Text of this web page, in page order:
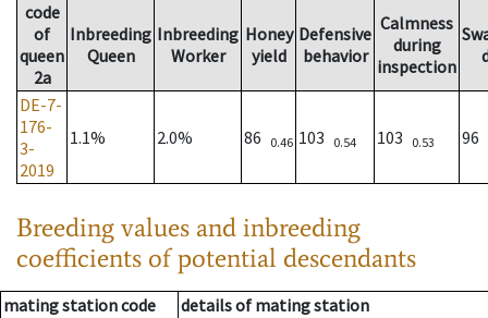
code
of
queen
2a
Inbreeding
Queen
Inbreeding
Worker
Honey
yield
Defensive
behavior
Calmness
during
inspection
DE-7-
176-
3-
2019
1.1% 2.0% 86 0.46 103 0.54 103 0.53 96
Breeding values and inbreeding
coefficients of potential descendants
mating station code details of mating station